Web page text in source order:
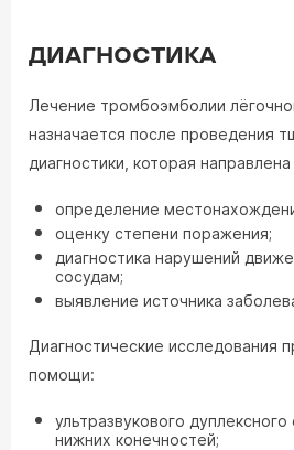
ДИАГНОСТИКА
Лечение тромбоэмболии
назначается после проведения
диагностики, которая направлена
определение
оценку степени поражения;
диагностика нарушений
сосудам;
выявление источника
Диагностические исследования
помощи:
ультразвукового
нижних конечностей;